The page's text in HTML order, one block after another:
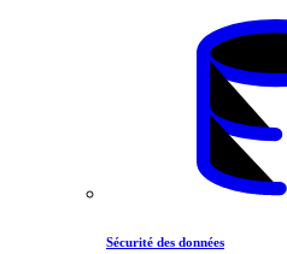
Sécurité des données